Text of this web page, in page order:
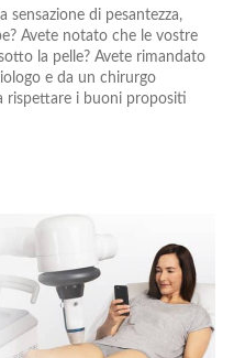
di pesantezza,
Avete notato che le vostre
la pelle? Avete rimandato
e da un chirurgo
rispettare i buoni propositi